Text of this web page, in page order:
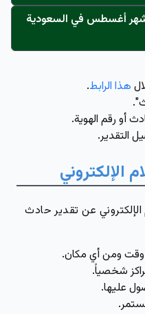
أغسطس في السعودية
هذا الرابط.
أو رقم الهوية.
التقدير.
الإلكتروني
عن تقدير حادث
وقت ومن أي مكان.
شخصياً.
عليها.